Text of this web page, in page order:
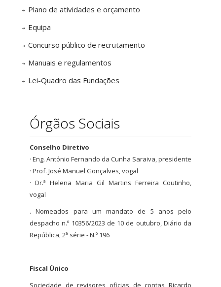
Plano de atividades e orçamento
Equipa
Concurso público de recrutamento
Manuais e regulamentos
Lei-Quadro das Fundações
Órgãos Sociais
Conselho Diretivo
· Eng. António Fernando da Cunha Saraiva, presidente
· Prof. José Manuel Gonçalves, vogal
· Dr.ª Helena Maria Gil Martins Ferreira Coutinho,
vogal
. Nomeados para um mandato de 5 anos pelo
despacho n.º 10356/2023 de 10 de outubro, Diário da
República, 2ª série - N.º 196
Fiscal Único
Sociedade de revisores oficias de contas Ricardo